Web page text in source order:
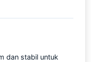
dan stabil untuk